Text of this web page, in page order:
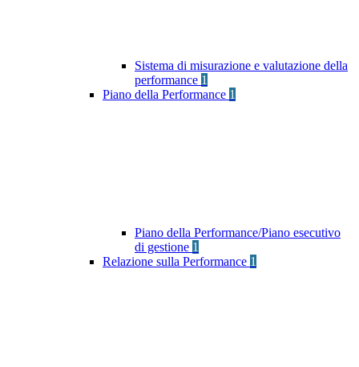
Sistema di misurazione e valutazione della
performance 1
Piano della Performance 1
Piano della Performance/Piano esecutivo
di gestione 1
Relazione sulla Performance 1